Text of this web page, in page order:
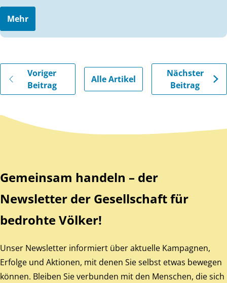
Mehr
Gehe zu vorherigen oder nächsten Beiträgen
Voriger
Beitrag
Alle Artikel
Nächster
Beitrag
Zurück zum Hauptinhalt
Zurück zur Navigation
Gemeinsam handeln – der
Newsletter der Gesellschaft für
bedrohte Völker!
Unser Newsletter informiert über aktuelle Kampagnen,
Erfolge und Aktionen, mit denen Sie selbst etwas bewegen
können. Bleiben Sie verbunden mit den Menschen, die sich